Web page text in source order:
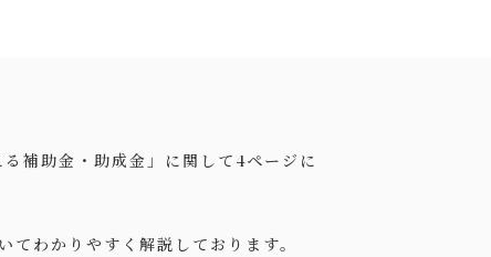
補助金・助成金」に関して4ページに
わかりやすく解説しております。